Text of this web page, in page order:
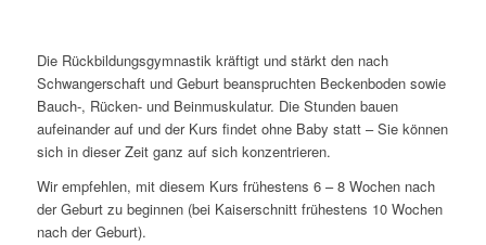
Die Rückbildungsgymnastik kräftigt und stärkt den nach
Schwangerschaft und Geburt beanspruchten Beckenboden sowie
Bauch-, Rücken- und Beinmuskulatur. Die Stunden bauen
aufeinander auf und der Kurs findet ohne Baby statt – Sie können
sich in dieser Zeit ganz auf sich konzentrieren.
Wir empfehlen, mit diesem Kurs frühestens 6 – 8 Wochen nach
der Geburt zu beginnen (bei Kaiserschnitt frühestens 10 Wochen
nach der Geburt).